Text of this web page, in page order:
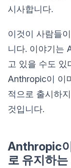
시사합니다.
이것이 사람들
니다. 이야기는
고 있을 수도 있
Anthropic이 이
적으로 출시하
것입니다.
Anthropic
로 유지하는